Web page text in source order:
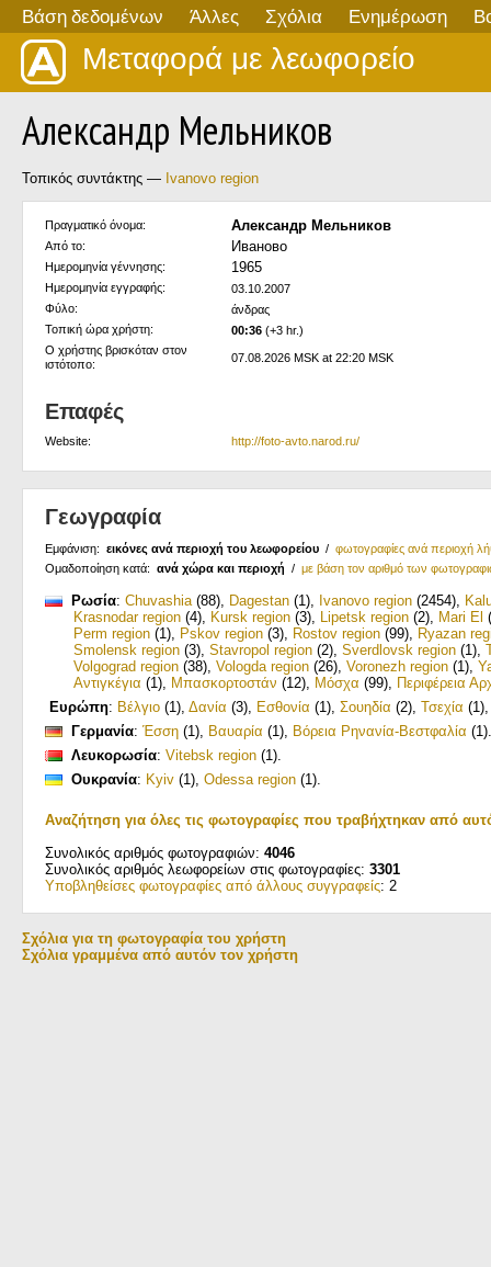
Βάση δεδομένων Άλλες Σχόλια Ενημέρωση
Μεταφορά με λεωφορείο
Александр Мельников
Τοπικός συντάκτης — Ivanovo region
Πραγματικό όνομα: Александр Мельников
Από το: Иваново
Ημερομηνία γέννησης: 1965
Ημερομηνία εγγραφής:
03.10.2007
Φύλο:
άνδρας
Τοπική ώρα χρήστη:
00:36 (+3 hr.)
Ο χρήστης βρισκόταν στον
ιστότοπο:
07.08.2026 MSK at 22:20 MSK
Επαφές
Website: http://foto-avto.narod.ru/
Γεωγραφία
Εμφάνιση: εικόνες ανά περιοχή του λεωφορείου / φωτογραφίες ανά περιοχή
Ομαδοποίηση κατά: ανά χώρα και περιοχή / με βάση τον αριθμό των
Ρωσία: Chuvashia(88), Dagestan (1), Ivanovo region (2454),
Krasnodar region (4), Kursk region (3), Lipetsk region (2), Mari El
Perm region (1), Pskov region (3), Rostov region (99), Ryazan
Smolensk region (3), Stavropol region (2), Sverdlovsk region (1),
Volgograd region (38), Vologda region (26), Voronezh region (1),
Αντιγκέγια (1), Μπασκορτοστάν (12), Μόσχα (99), Περιφέρεια
Ευρώπη: Βέλγιο (1), Δανία (3), Εσθονία (1), Σουηδία (2), Τσεχία (1)
Γερμανία: Έσση (1), Βαυαρία (1), Βόρεια Ρηνανία-Βεστφαλία (1).
Λευκορωσία: Vitebsk region (1).
Ουκρανία: Kyiv (1), Odessa region (1).
Αναζήτηση για όλες τις φωτογραφίες που τραβήχτηκαν από
Συνολικός αριθμός φωτογραφιών: 4046
Συνολικός αριθμός λεωφορείων στις φωτογραφίες: 3301
Υποβληθείσες φωτογραφίες από άλλους συγγραφείς: 2
Σχόλια για τη φωτογραφία του χρήστη
Σχόλια γραμμένα από αυτόν τον χρήστη